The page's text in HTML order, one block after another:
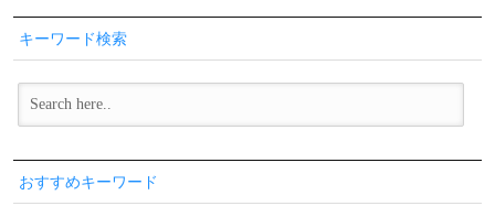
キーワード検索
おすすめキーワード